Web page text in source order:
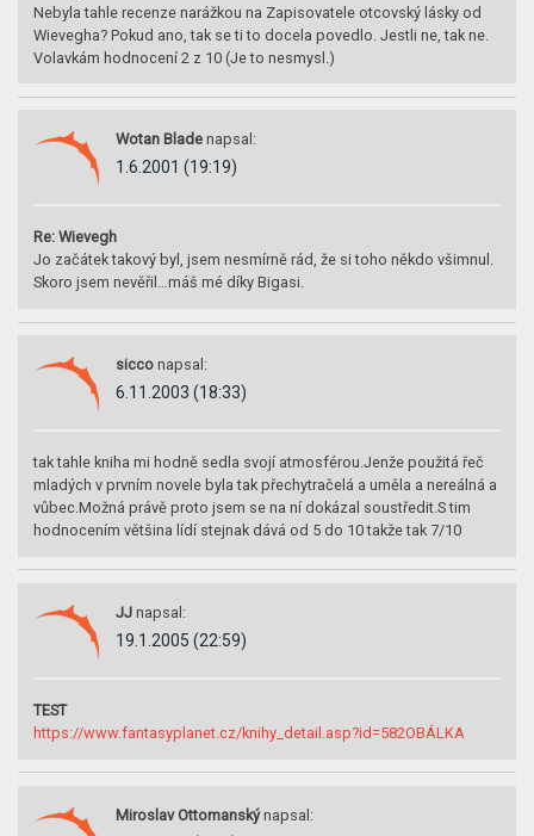
Nebyla tahle recenze narážkou na Zapisovatele otcovský lásky od
Wievegha? Pokud ano, tak se ti to docela povedlo. Jestli ne, tak ne.
Volavkám hodnocení 2 z 10 (Je to nesmysl.)
Wotan Blade napsal:
1.6.2001 (19:19)
Re: Wievegh
Jo začátek takový byl, jsem nesmírně rád, že si toho někdo všimnul.
Skoro jsem nevěřil…máš mé díky Bigasi.
sicco napsal:
6.11.2003 (18:33)
tak tahle kniha mi hodně sedla svojí atmosférou.Jenže použitá řeč
mladých v prvním novele byla tak přechytračelá a uměla a nereálná a
vůbec.Možná právě proto jsem se na ní dokázal soustředit.S tim
hodnocením většina lídí stejnak dává od 5 do 10 takže tak 7/10
JJ napsal:
19.1.2005 (22:59)
TEST
https://www.fantasyplanet.cz/knihy_detail.asp?id=582OBÁLKA
Miroslav Ottomanský napsal: